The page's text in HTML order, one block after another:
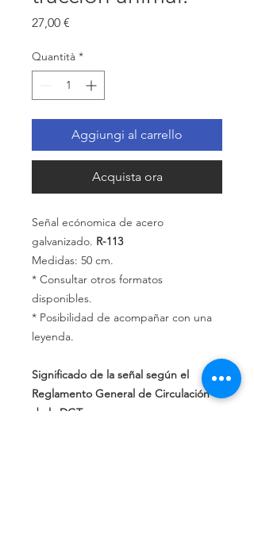
27,00 €
Quantità *
Aggiungi al carrello
Acquista ora
Señal ecónomica de acero
galvanizado. R-113
Medidas: 50 cm.
* Consultar otros formatos
disponibles.
* Posibilidad de acompañar con una
leyenda.
Significado de la señal según el
Reglamento General de Circulación
de la DGT: